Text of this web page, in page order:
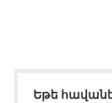
Եթե